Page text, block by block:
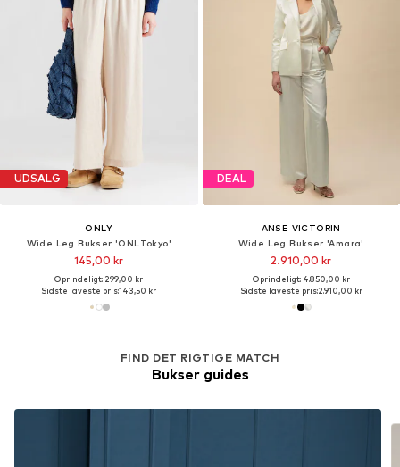
UDSALG
ONLY
Wide Leg Bukser 'ONLTokyo'
145,00 kr
Oprindeligt: 299,00 kr
Sidste laveste pris:143,50 kr
DEAL
ANSE VICTORIN
Wide Leg Bukser 'Amara'
2.910,00 kr
Oprindeligt: 4.850,00 kr
Sidste laveste pris:2.910,00 kr
FIND DET RIGTIGE MATCH
Bukser guides